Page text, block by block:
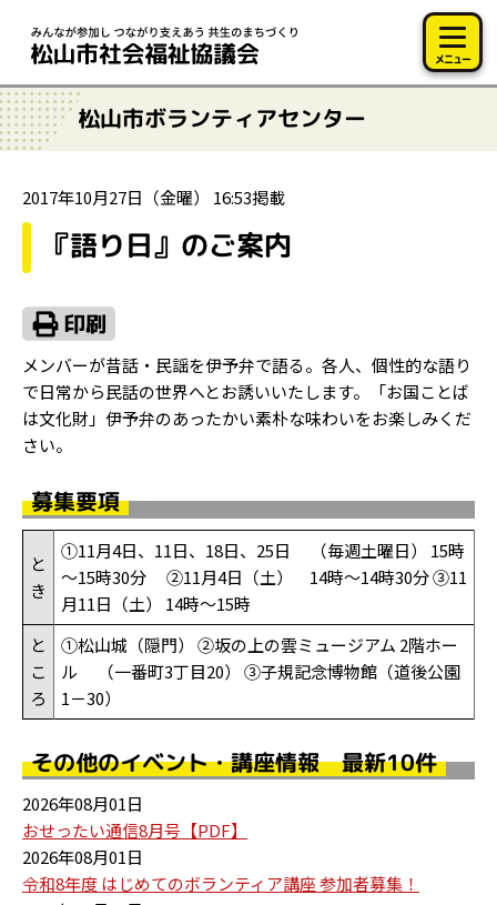
メニュー
松山市ボランティアセンター
2017年10月27日（金曜） 16:53掲載
『語り日』のご案内
メンバーが昔話・民謡を伊予弁で語る。各人、個性的な語り
で日常から民話の世界へとお誘いいたします。「お国ことば
は文化財」伊予弁のあったかい素朴な味わいをお楽しみくだ
さい。
募集要項
と
き
①11月4日、11日、18日、25日 （毎週土曜日） 15時
～15時30分 ②11月4日（土） 14時～14時30分 ③11
月11日（土） 14時～15時
と
こ
ろ
①松山城（隠門） ②坂の上の雲ミュージアム 2階ホー
ル （一番町3丁目20） ③子規記念博物館（道後公園
1－30）
その他のイベント・講座情報 最新10件
2026年08月01日
おせったい通信8月号【PDF】
2026年08月01日
令和8年度 はじめてのボランティア講座 参加者募集！